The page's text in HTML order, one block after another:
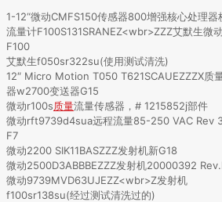
1-12“微动CMFS150传感器800增强核心处理器
流量计F100S131SRANEZ<wbr>ZZZ艾默生微
F100
艾默生f050sr322su(使用测试清洗)
12″ Micro Motion T050 T621SCAUEZZZX质
器w2700变送器G15
微动r100s质量流量传感器，# 1215852j部件
微动rft9739d4sua远程流量85-250 VAC Rev
F7
微动2200 SIK11BASZZZ发射机新G18
微动2500D3ABBBEZZZ发射机20000392
微动9739MVD63UJEZZ<wbr>Z发射机
f100sr138su(经过测试清洗过的)